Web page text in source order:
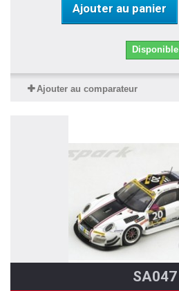
Ajouter au panier
Disponible
Ajouter au comparateur
SA047